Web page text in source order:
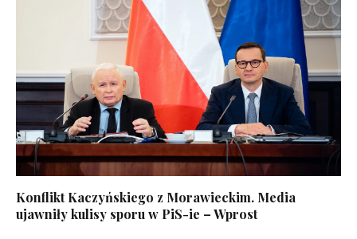
Konflikt Kaczyńskiego z Morawieckim. Media
ujawniły kulisy sporu w PiS-ie – Wprost